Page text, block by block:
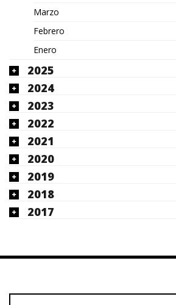
Marzo
Febrero
Enero
2025
2024
2023
2022
2021
2020
2019
2018
2017